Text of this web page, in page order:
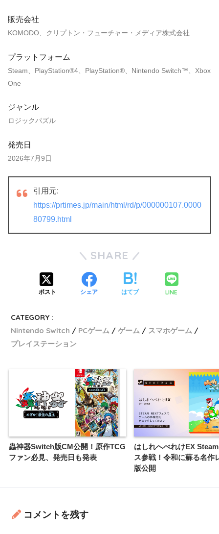
販売会社
KOMODO、クリプトン・フューチャー・メディア株式会社
プラットフォーム
Steam、PlayStation®4、PlayStation®、Nintendo Switch™、Xbox
One
ジャンル
ロジックパズル
発売日
2026年7月9日
引用元:
https://prtimes.jp/main/html/rd/p/000000107.0000
80799.html
SHARE
ポスト シェア はてブ LINE
CATEGORY :
Nintendo Switch
PCゲーム ゲーム
スマホゲーム
プレイステーション
蟲神器Switch版CM公開！原作TCG
ファン必見、発売日も発表
はしれへべれけEX
ス参戦！令和に蘇る名作
版公開
コメントを残す